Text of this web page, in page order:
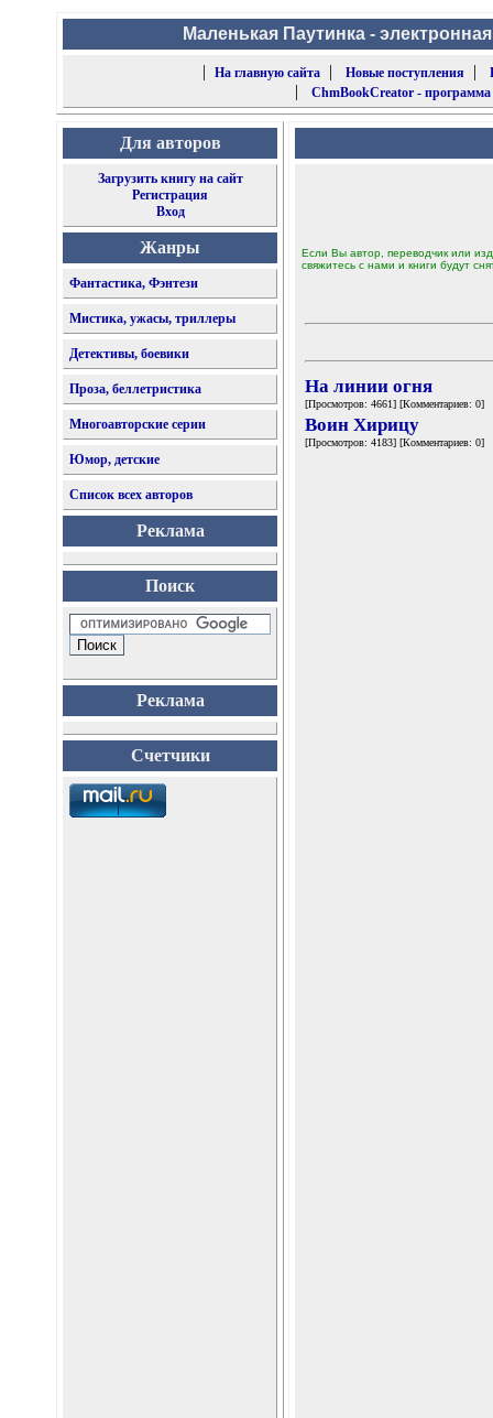
Маленькая Паутинка -
|
На главную сайта| Новые поступления |
| ChmBookCreator -
Для авторов
Загрузить книгу на сайт
Регистрация
Вход
Жанры
Фантастика, Фэнтези
Мистика, ужасы, триллеры
Детективы, боевики
Проза, беллетристика
Многоавторские серии
Юмор, детские
Список всех авторов
Реклама
Поиск
Реклама
Счетчики
Если Вы автор, переводчик или
свяжитесь с нами и книги будут
На линии огня
[Просмотров: 4661] [Комментариев: 0]
Воин Хирицу
[Просмотров: 4183] [Комментариев: 0]